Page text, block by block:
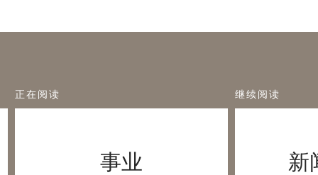
正在阅读
事业
继续阅读
新